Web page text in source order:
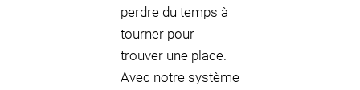
perdre du temps à
tourner pour
trouver une place.
Avec notre système